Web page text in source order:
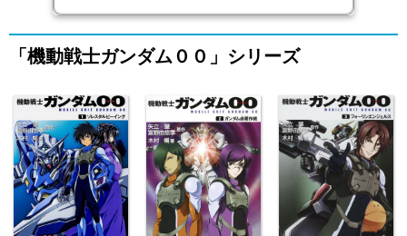
「機動戦士ガンダム００」シリーズ